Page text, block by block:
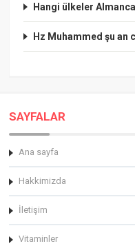
Hangi ülkeler
Hz Muhammed şu an
SAYFALAR
Ana sayfa
Hakkimizda
İletişim
Vitaminler